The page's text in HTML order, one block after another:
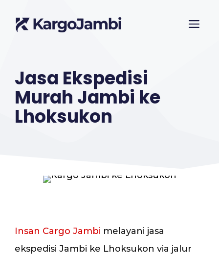
Jasa Ekspedisi
Murah Jambi ke
Lhoksukon
Insan Cargo Jambi melayani jasa
ekspedisi Jambi ke Lhoksukon via jalur